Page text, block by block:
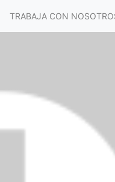
TRABAJA CON